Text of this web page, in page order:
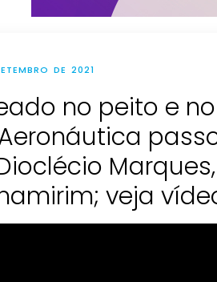
DE 2021
no peito e
veja